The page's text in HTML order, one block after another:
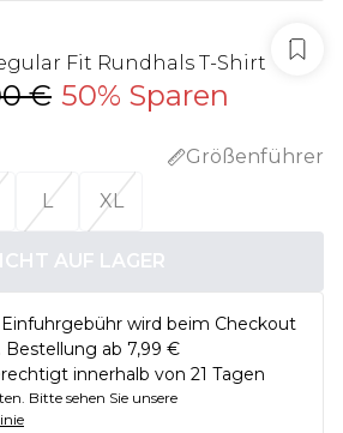
Fit Rundhals T-Shirt
€ 50% Sparen
Größenführer
L XL
AUF LAGER
wird beim Checkout
ab 7,99 €
innerhalb von 21 Tagen
Bitte sehen Sie unsere